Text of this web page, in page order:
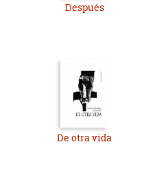
Después
De otra vida